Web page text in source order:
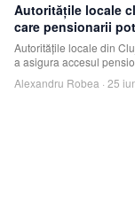
Autoritățile locale
care pensionarii
Autoritățile locale din
a asigura accesul
Alexandru Robea · 25